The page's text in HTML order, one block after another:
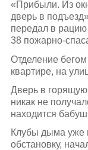
«Прибыли. Из
дверь в
передал в рацию
38 пожарно-
Отделение
квартире, на
Дверь в горящую
никак не
находится
Клубы дыма уже
обстановку,